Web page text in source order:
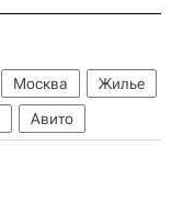
Москва
Жилье
Авито